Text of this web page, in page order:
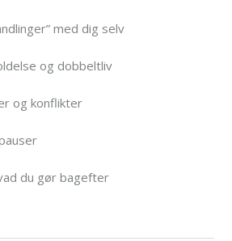
med dig selv
og dobbeltliv
og konflikter
du gør bagefter